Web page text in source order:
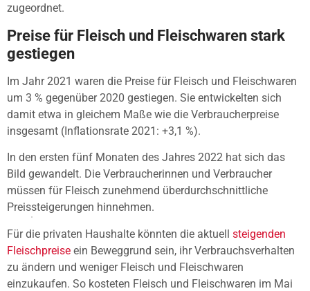
zugeordnet.
Preise für Fleisch und Fleischwaren stark
gestiegen
Im Jahr 2021 waren die Preise für Fleisch und Fleischwaren
um 3 % gegenüber 2020 gestiegen. Sie entwickelten sich
damit etwa in gleichem Maße wie die Verbraucherpreise
insgesamt (Inflationsrate 2021: +3,1 %).
In den ersten fünf Monaten des Jahres 2022 hat sich das
Bild gewandelt. Die Verbraucherinnen und Verbraucher
müssen für Fleisch zunehmend überdurchschnittliche
Preissteigerungen hinnehmen.
Für die privaten Haushalte könnten die aktuell steigenden
Fleischpreise ein Beweggrund sein, ihr Verbrauchsverhalten
zu ändern und weniger Fleisch und Fleischwaren
einzukaufen. So kosteten Fleisch und Fleischwaren im Mai